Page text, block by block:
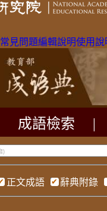
常見問題編輯說明使用說
成語檢索
正文成語 辭典附錄